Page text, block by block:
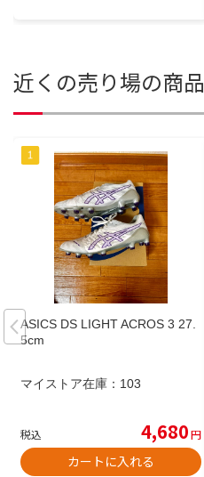
近くの売り場の商品
ASICS DS LIGHT ACROS 3 27.
5cm
マイストア在庫： 103
税込 4,680円
カートに入れる